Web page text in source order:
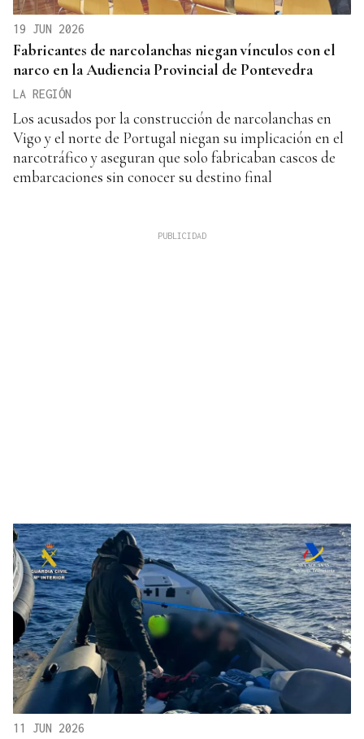
19 JUN 2026
Fabricantes de narcolanchas niegan vínculos con el
narco en la Audiencia Provincial de Pontevedra
LA REGIÓN
Los acusados por la construcción de narcolanchas en
Vigo y el norte de Portugal niegan su implicación en el
narcotráfico y aseguran que solo fabricaban cascos de
embarcaciones sin conocer su destino final
11 JUN 2026